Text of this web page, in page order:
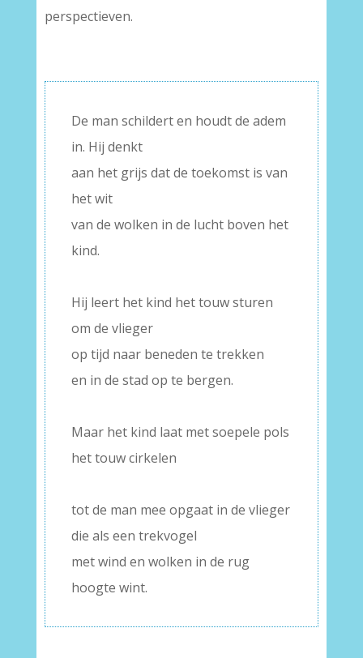
perspectieven.
De man schildert en houdt de adem
in. Hij denkt
aan het grijs dat de toekomst is van
het wit
van de wolken in de lucht boven het
kind.
Hij leert het kind het touw sturen
om de vlieger
op tijd naar beneden te trekken
en in de stad op te bergen.
Maar het kind laat met soepele pols
het touw cirkelen
tot de man mee opgaat in de vlieger
die als een trekvogel
met wind en wolken in de rug
hoogte wint.